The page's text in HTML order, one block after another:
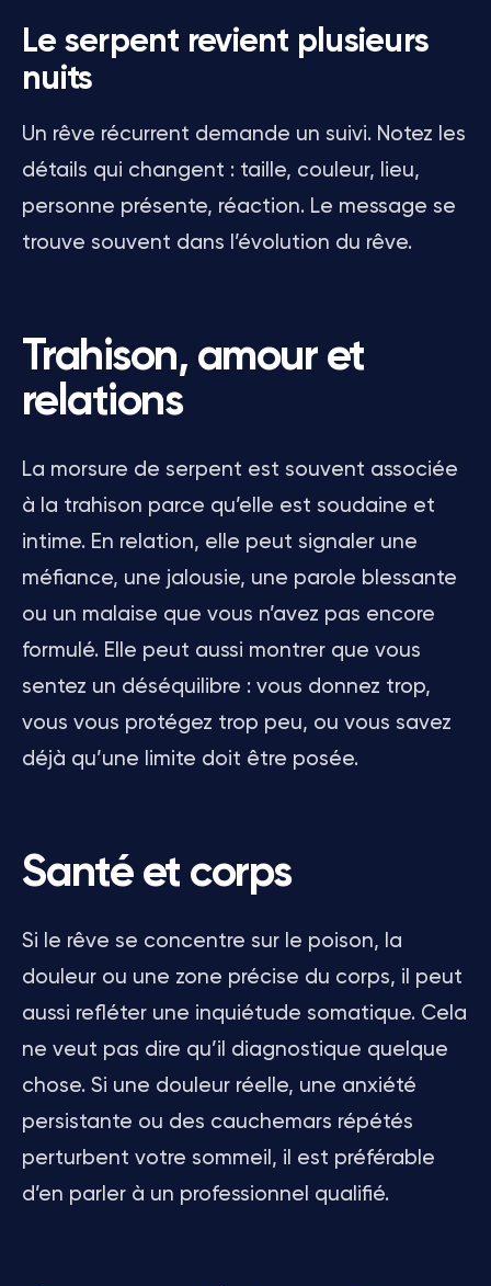
Le serpent revient plusieurs
nuits
Un rêve récurrent demande un suivi. Notez les
détails qui changent : taille, couleur, lieu,
personne présente, réaction. Le message se
trouve souvent dans l’évolution du rêve.
Trahison, amour et
relations
La morsure de serpent est souvent associée
à la trahison parce qu’elle est soudaine et
intime. En relation, elle peut signaler une
méfiance, une jalousie, une parole blessante
ou un malaise que vous n’avez pas encore
formulé. Elle peut aussi montrer que vous
sentez un déséquilibre : vous donnez trop,
vous vous protégez trop peu, ou vous savez
déjà qu’une limite doit être posée.
Santé et corps
Si le rêve se concentre sur le poison, la
douleur ou une zone précise du corps, il peut
aussi refléter une inquiétude somatique. Cela
ne veut pas dire qu’il diagnostique quelque
chose. Si une douleur réelle, une anxiété
persistante ou des cauchemars répétés
perturbent votre sommeil, il est préférable
d’en parler à un professionnel qualifié.